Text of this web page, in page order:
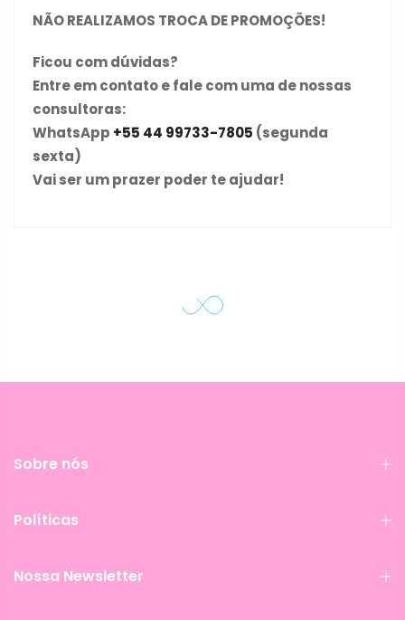
NÃO REALIZAMOS TROCA DE PROMOÇÕES!
Ficou com dúvidas?
Entre em contato e fale com uma de nossas
consultoras:
WhatsApp +55 44 99733-7805 (segunda
sexta)
Vai ser um prazer poder te ajudar!
Sobre nós
Políticas
Nossa Newsletter